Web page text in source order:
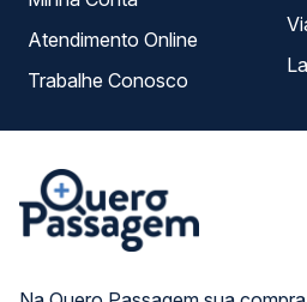
Atendimento Online
Trabalhe Conosco